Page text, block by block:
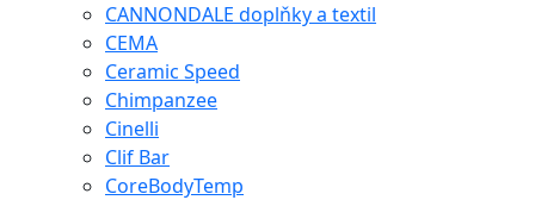
CANNONDALE doplňky a textil
CEMA
Ceramic Speed
Chimpanzee
Cinelli
Clif Bar
CoreBodyTemp